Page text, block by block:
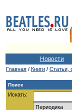
Новости
Главная / Книги / Cтатьи,
Поиск
Искать: